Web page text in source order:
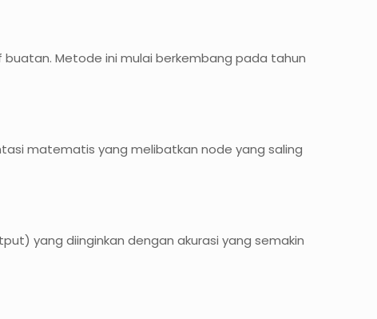
Metode ini mulai berkembang pada tahun
matematis yang melibatkan node yang saling
yang diinginkan dengan akurasi yang semakin